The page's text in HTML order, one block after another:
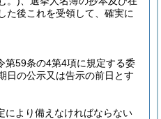
た後これを受領して、確実に
第59条の4第4項に規定する委
日の公示又は告示の前日とす
により備えなければならない